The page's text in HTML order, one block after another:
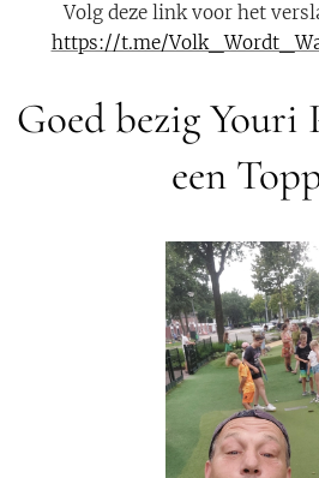
Volg deze link voor het
https://t.me/
Goed bezig Youri
een